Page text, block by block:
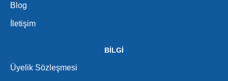
Blog
İletişim
BİLGİ
Üyelik Sözleşmesi